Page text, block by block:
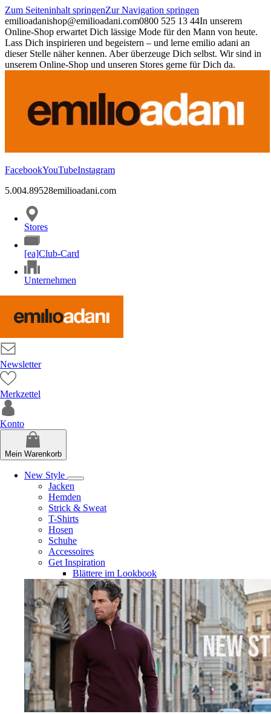
Zum Seiteninhalt springenZur Navigation springen
emilioadanishop@emilioadani.com0800 525 13 44In unserem
Online-Shop erwartet Dich lässige Mode für den Mann von heute.
Lass Dich inspirieren und begeistern – und lerne emilio adani an
dieser Stelle näher kennen. Aber überzeuge Dich selbst. Wir sind in
unserem Online-Shop und unseren Stores gerne für Dich da.
FacebookYouTubeInstagram
5.004.89528emilioadani.com
Stores
[ea]Club-Card
Unternehmen
Newsletter
Merkzettel
Konto
Mein Warenkorb
New Style
Jacken
Hemden
Strick & Sweat
T-Shirts
Hosen
Schuhe
Accessoires
Get Inspiration
Blättere im Lookbook